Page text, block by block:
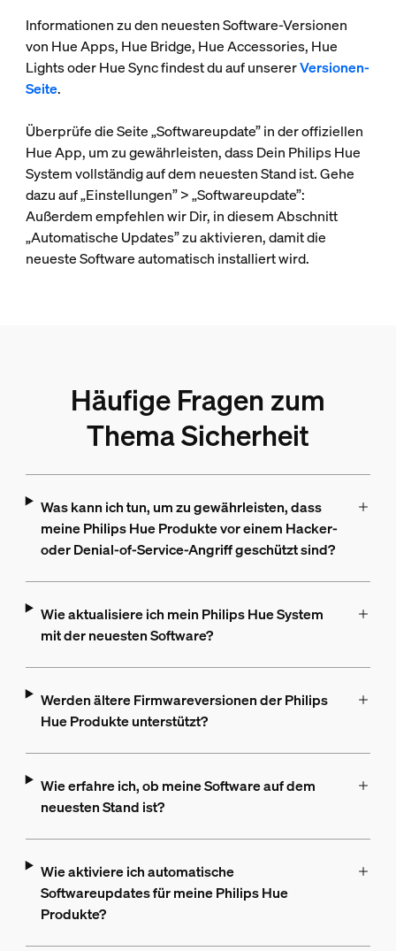
Informationen zu den neuesten Software-Versionen
von Hue Apps, Hue Bridge, Hue Accessories, Hue
Lights oder Hue Sync findest du auf unsererVersionen-
Seite.
Überprüfe die Seite „Softwareupdate” in der offiziellen
Hue App, um zu gewährleisten, dass Dein Philips Hue
System vollständig auf dem neuesten Stand ist. Gehe
dazu auf „Einstellungen” > „Softwareupdate”:
Außerdem empfehlen wir Dir, in diesem Abschnitt
„Automatische Updates” zu aktivieren, damit die
neueste Software automatisch installiert wird.
Häufige Fragen zum
Thema Sicherheit
Was kann ich tun, um zu gewährleisten, dass
meine Philips Hue Produkte vor einem Hacker-
oder Denial-of-Service-Angriff geschützt sind?
Wie aktualisiere ich mein Philips Hue System
mit der neuesten Software?
Werden ältere Firmwareversionen der Philips
Hue Produkte unterstützt?
Wie erfahre ich, ob meine Software auf dem
neuesten Stand ist?
Wie aktiviere ich automatische
Softwareupdates für meine Philips Hue
Produkte?